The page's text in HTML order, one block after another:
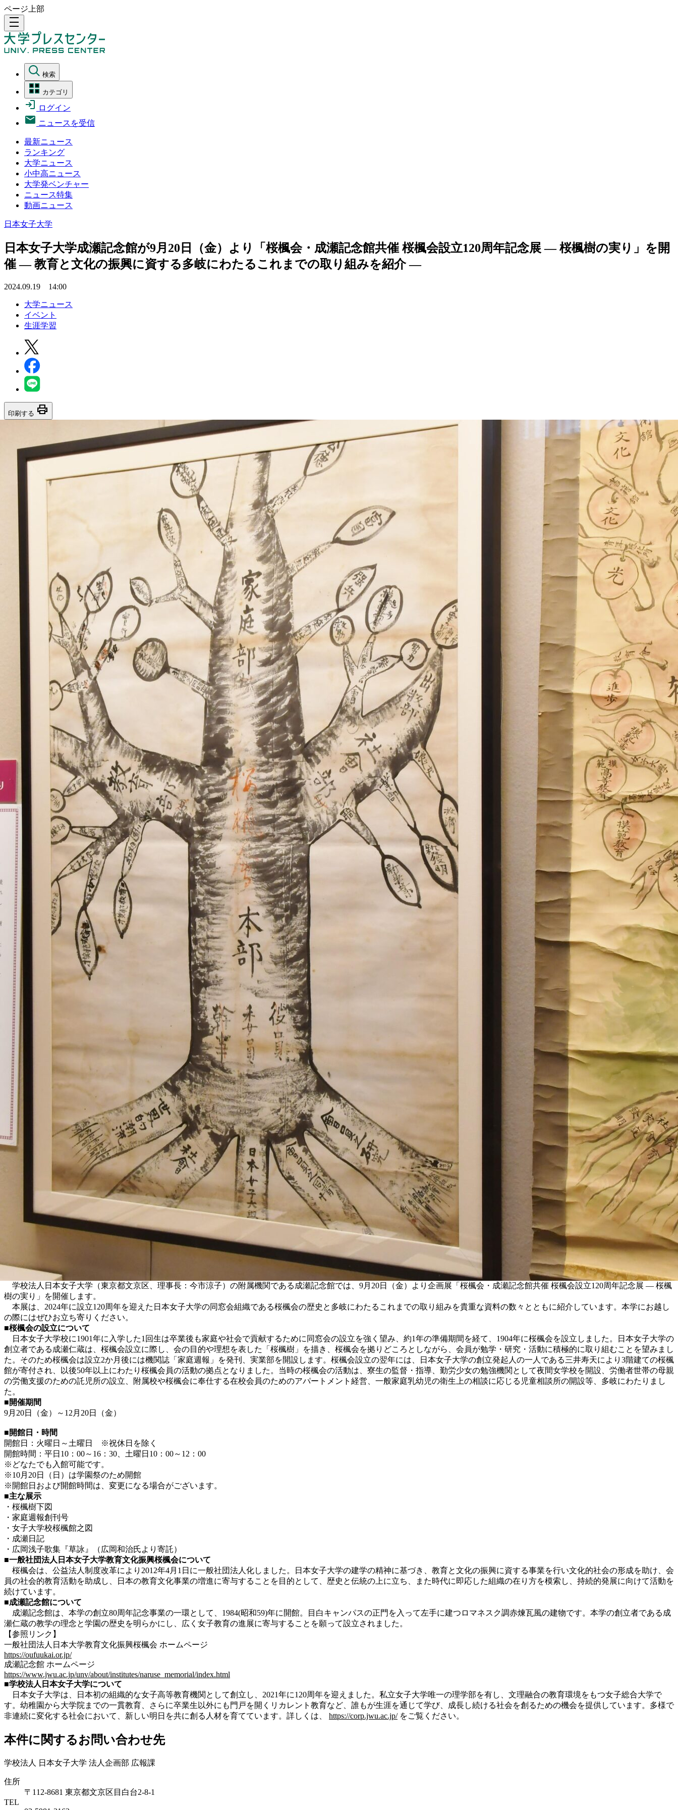
ページ上部
density_medium
検索
カテゴリ
ログイン
ニュースを受信
最新ニュース
ランキング
大学ニュース
小中高ニュース
大学発ベンチャー
ニュース特集
動画ニュース
日本女子大学
日本女子大学成瀬記念館が9月20日（金）より「桜楓会・成瀬記念館共催 桜楓会設立120周年記念展 — 桜楓樹の実り」を開
催 — 教育と文化の振興に資する多岐にわたるこれまでの取り組みを紹介 —
2024.09.19 14:00
大学ニュース
イベント
生涯学習
印刷する print
学校法人⽇本⼥⼦⼤学（東京都⽂京区、理事長：今市涼子）の附属機関である成瀬記念館では、9月20日（金）より企画展「桜楓会・成瀬記念館共催 桜楓会設立120周年記念展 ― 桜楓
樹の実り」を開催します。
本展は、2024年に設立120周年を迎えた日本女子大学の同窓会組織である桜楓会の歴史と多岐にわたるこれまでの取り組みを貴重な資料の数々とともに紹介しています。本学にお越し
の際にはぜひお立ち寄りください。
■桜楓会の設立について
日本女子大学校に1901年に入学した1回生は卒業後も家庭や社会で貢献するために同窓会の設立を強く望み、約1年の準備期間を経て、1904年に桜楓会を設立しました。日本女子大学の
創立者である成瀬仁蔵は、桜楓会設立に際し、会の目的や理想を表した「桜楓樹」を描き、桜楓会を拠りどころとしながら、会員が勉学・研究・活動に積極的に取り組むことを望みまし
た。そのため桜楓会は設立2か月後には機関誌「家庭週報」を発刊、実業部を開設します。桜楓会設立の翌年には、日本女子大学の創立発起人の一人である三井寿天により3階建ての桜楓
館が寄付され、以後50年以上にわたり桜楓会員の活動の拠点となりました。当時の桜楓会の活動は、寮生の監督・指導、勤労少女の勉強機関として夜間女学校を開設、労働者世帯の母親
の労働支援のための託児所の設立、附属校や桜楓会に奉仕する在校会員のためのアパートメント経営、一般家庭乳幼児の衛生上の相談に応じる児童相談所の開設等、多岐にわたりまし
た。
■開催期間
9月20日（金）～12月20日（金）
■開館日・時間
開館日：火曜日～土曜日 ※祝休日を除く
開館時間：平日10：00～16：30、土曜日10：00～12：00
※どなたでも入館可能です。
※10月20日（日）は学園祭のため開館
※開館日および開館時間は、変更になる場合がございます。
■主な展示
・桜楓樹下図
・家庭週報創刊号
・女子大学校桜楓館之図
・成瀬日記
・広岡浅子歌集『草詠』（広岡和治氏より寄託）
■一般社団法人日本女子大学教育文化振興桜楓会について
桜楓会は、公益法人制度改革により2012年4月1日に一般社団法人化しました。日本女子大学の建学の精神に基づき、教育と文化の振興に資する事業を行い文化的社会の形成を助け、会
員の社会的教育活動を助成し、日本の教育文化事業の増進に寄与することを目的として、歴史と伝統の上に立ち、また時代に即応した組織の在り方を模索し、持続的発展に向けて活動を
続けています。
■成瀬記念館について
成瀬記念館は、本学の創立80周年記念事業の一環として、1984(昭和59)年に開館。目白キャンパスの正門を入って左手に建つロマネスク調赤煉瓦風の建物です。本学の創立者である成
瀬仁蔵の教学の理念と学園の歴史を明らかにし、広く女子教育の進展に寄与することを願って設立されました。
【参照リンク】
一般社団法人日本大学教育文化振興桜楓会 ホームページ
https://oufuukai.or.jp/
成瀬記念館 ホームページ
https://www.jwu.ac.jp/unv/about/institutes/naruse_memorial/index.html
■学校法人日本女子大学について
日本女子大学は、日本初の組織的な女子高等教育機関として創立し、2021年に120周年を迎えました。私立女子大学唯一の理学部を有し、文理融合の教育環境をもつ女子総合大学で
す。幼稚園から大学院までの一貫教育、さらに卒業生以外にも門戸を開くリカレント教育など、誰もが生涯を通じて学び、成長し続ける社会を創るための機会を提供しています。多様で
非連続に変化する社会において、新しい明日を共に創る人材を育てています。詳しくは、 https://corp.jwu.ac.jp/をご覧ください。
本件に関するお問い合わせ先
学校法人 日本女子大学 法人企画部 広報課
住所
〒112-8681 東京都文京区目白台2-8-1
TEL